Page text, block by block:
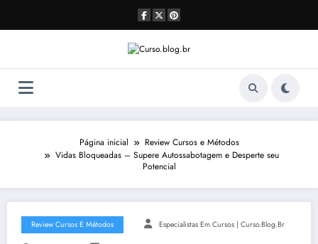
o
Página inicial
Review Cursos e Métodos
Vidas Bloqueadas – Supere Autossabotagem e Desperte seu
Potencial
Review Cursos E Métodos Especialistas Em Cursos | Curso.blog.br